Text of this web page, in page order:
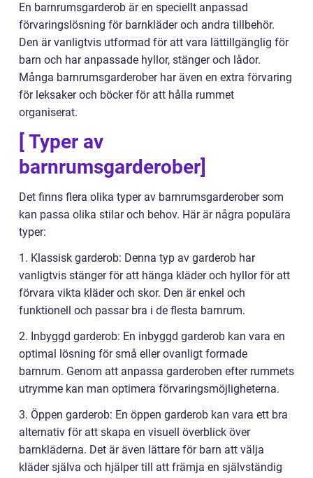
En barnrumsgarderob är en speciellt anpassad
förvaringslösning för barnkläder och andra tillbehör.
Den är vanligtvis utformad för att vara lättillgänglig för
barn och har anpassade hyllor, stänger och lådor.
Många barnrumsgarderober har även en extra förvaring
för leksaker och böcker för att hålla rummet
organiserat.
[ Typer av
barnrumsgarderober]
Det finns flera olika typer av barnrumsgarderober som
kan passa olika stilar och behov. Här är några populära
typer:
1. Klassisk garderob: Denna typ av garderob har
vanligtvis stänger för att hänga kläder och hyllor för att
förvara vikta kläder och skor. Den är enkel och
funktionell och passar bra i de flesta barnrum.
2. Inbyggd garderob: En inbyggd garderob kan vara en
optimal lösning för små eller ovanligt formade
barnrum. Genom att anpassa garderoben efter rummets
utrymme kan man optimera förvaringsmöjligheterna.
3. Öppen garderob: En öppen garderob kan vara ett bra
alternativ för att skapa en visuell överblick över
barnkläderna. Det är även lättare för barn att välja
kläder själva och hjälper till att främja en självständig